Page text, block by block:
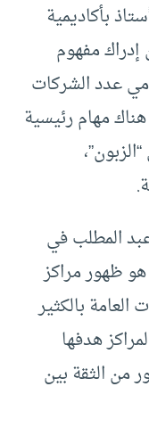
بأكاديمية
إدراك مفهوم
عدد الشركات
مهام رئيسية
المطلب في
هو ظهور مراكز
بالكثير
هدفها
من الثقة بين